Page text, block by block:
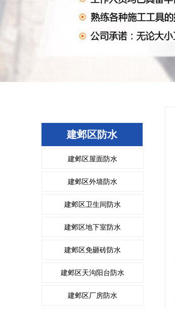
建邺区防水
建邺区屋面防水
建邺区外墙防水
建邺区卫生间防水
建邺区地下室防水
建邺区免砸砖防水
建邺区天沟阳台防水
建邺区厂房防水